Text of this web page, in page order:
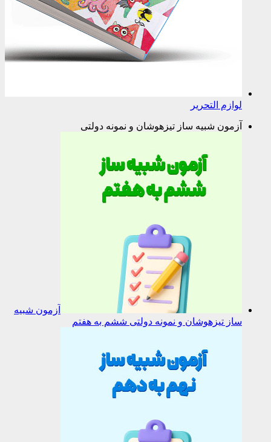
لوازم التحریر
آزمون شبیه ساز تیزهوشان و نمونه دولتی
آزمون شبیه
ساز تیزهوشان و نمونه دولتی ششم به هفتم